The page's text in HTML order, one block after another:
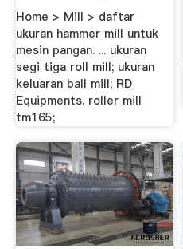
Home > Mill > daftar
ukuran hammer mill untuk
mesin pangan. ... ukuran
segi tiga roll mill; ukuran
keluaran ball mill; RD
Equipments. roller mill
tm165;